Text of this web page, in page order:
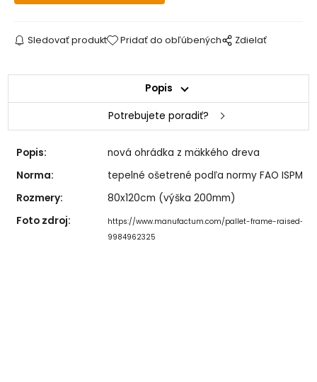
Sledovať produkt Pridať do obľúbených Zdielať
Popis
Potrebujete poradiť?
Popis:
nová ohrádka z mäkkého dreva
Norma:
tepelné ošetrené podľa normy FAO
Rozmery:
80x120cm (výška 200mm)
Foto zdroj:
https://www.manufactum.com/pallet-frame-raised-
9984962325